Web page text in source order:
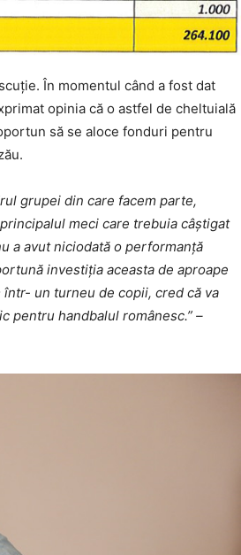
În momentul când a fost dat
opinia că o astfel de cheltuială
să se aloce fonduri pentru
grupei din care facem parte,
meci care trebuia câștigat
a avut niciodată o performanță
investiția aceasta de aproape
un turneu de copii, cred că va
pentru handbalul românesc.” –